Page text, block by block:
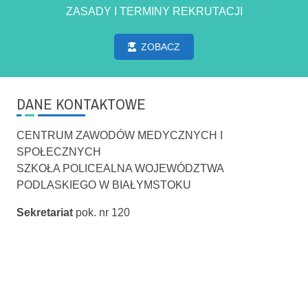
ZASADY I TERMINY REKRUTACJI
ZOBACZ
DANE KONTAKTOWE
CENTRUM ZAWODÓW MEDYCZNYCH I
SPOŁECZNYCH
SZKOŁA POLICEALNA WOJEWÓDZTWA
PODLASKIEGO W BIAŁYMSTOKU
Sekretariat pok. nr 120